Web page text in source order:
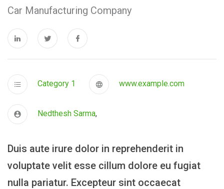
Car Manufacturing Company
Category 1 www.example.com
Nedthesh Sarma,
Duis aute irure dolor in reprehenderit in
voluptate velit esse cillum dolore eu fugiat
nulla pariatur. Excepteur sint occaecat